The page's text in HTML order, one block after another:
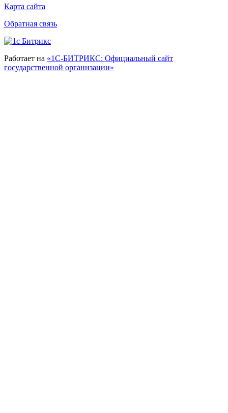
Карта сайта
Обратная связь
Работает на «1С-БИТРИКС: Официальный сайт
государственной организации»